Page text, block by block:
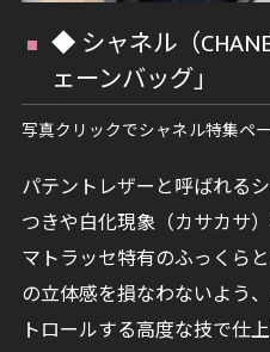
◆ シャネル（
ェーンバッグ」
写真クリックでシャネル特集ペ
パテントレザーと呼ばれる
つきや白化現象（カサカサ
マトラッセ特有のふっくら
の立体感を損なわないよう
トロールする高度な技で仕上